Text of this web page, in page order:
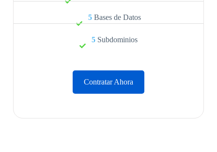
5Bases de Datos
5Subdominios
Contratar Ahora